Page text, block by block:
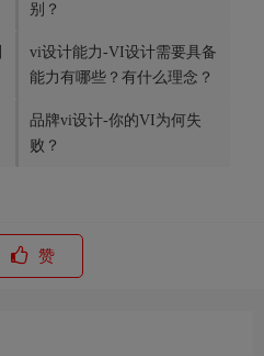
别？
vi设计能力-VI设计需要具备
能力有哪些？有什么理念？
品牌vi设计-你的VI为何失
败？
赞